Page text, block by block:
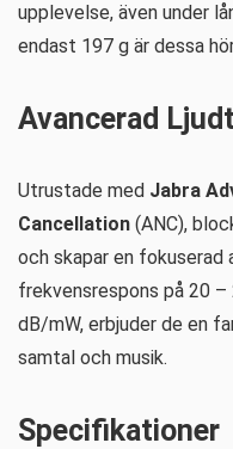
upplevelse, även under
endast 197 g är dessa
Avancerad
Utrustade med Jabra
Cancellation (ANC),
och skapar en fokuserad
frekvensrespons på 20
dB/mW, erbjuder de en
samtal och musik.
Specifikationer